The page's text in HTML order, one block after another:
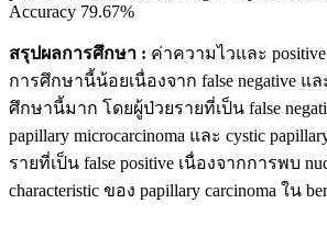
Accuracy 79.67%
สรุปผลการศึกษา : ค่าความไวและ positive
การศึกษานี้น้อยเนื่องจาก false negative แล
ศึกษานี้มาก โดยผู้ป่วยรายที่เป็น false
papillary microcarcinoma และ cystic
รายที่เป็น false positive เนื่องจากการพบ
characteristic ของ papillary carcinoma ใน